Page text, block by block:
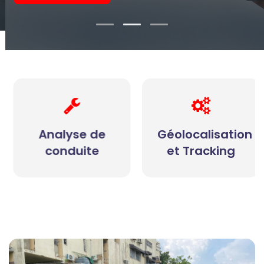
Analyse de
conduite
Géolocalisation
et Tracking